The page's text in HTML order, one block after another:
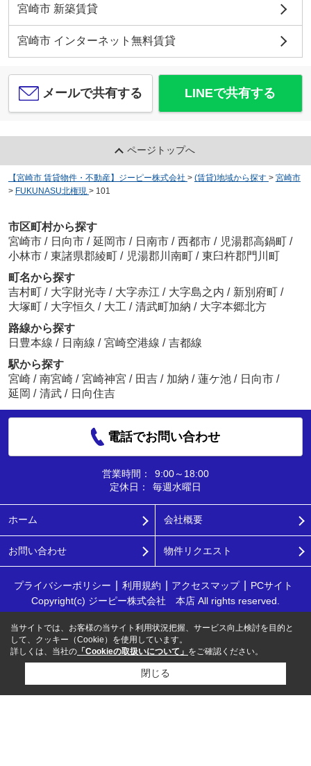
宮崎市 新築賃貸
宮崎市 インターネット無料賃貸
メールで共有する LINEで共有する
ページトップへ
【宮崎市 賃貸物件・不動産】ジーピー株式会社 > (賃貸)地域から探す > 宮崎市
> FUKUNASU北権現 > 101
市区町村から探す
宮崎市 / 日向市 / 延岡市 / 日南市 / 西都市 / 児湯郡高鍋町 /
小林市 / 東諸県郡綾町 / 児湯郡川南町 / 東臼杵郡門川町
町名から探す
吉村町 / 大字財光寺 / 大字赤江 / 大字島之内 / 新別府町 /
大塚町 / 大字恒久 / 大工 / 清武町加納 / 大字本郷北方
路線から探す
日豊本線 / 日南線 / 宮崎空港線 / 吉都線
駅から探す
宮崎 / 南宮崎 / 宮崎神宮 / 田吉 / 加納 / 蓮ケ池 / 日向市 /
延岡 / 清武 / 日向住吉
電話でお問い合わせ
営業時間：
9:00～18:00
定休日：
毎週水曜日
ホーム 会社概要
お問い合わせ 物件リクエスト
プライバシーポリシー 利用規約 アクセスマップ
PCサイト
Copyright(c) ジーピー株式会社 本店 All rights reserved.
当サイトでは、お客様の当サイト利用状況把握、サービス向上検討を目的と
して、クッキー（Cookie）を使用しています。
詳しくは、当社の 「Cookieの取扱いについて」 をご確認ください。
閉じる